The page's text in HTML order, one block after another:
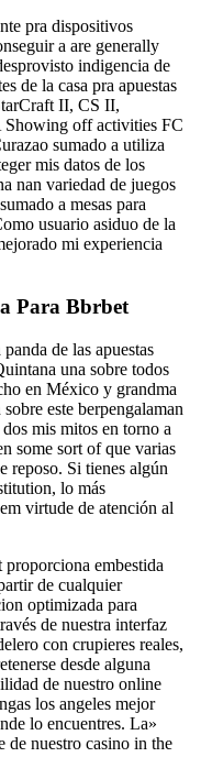
pra dispositivos
a are generally
indigencia de
de la casa pra apuestas
II, CS II,
off activities FC
sumado a utiliza
mis datos de los
nan variedad de juegos
a mesas para
usuario asiduo de la
mi experiencia
Para Bbrbet
de las apuestas
una sobre todos
en México y grandma
este berpengalaman
mis mitos en torno a
some sort of que varias
reposo. Si tienes algún
lo más
virtude de atención al
embestida
de cualquier
optimizada para
de nuestra interfaz
con crupieres reales,
desde alguna
de nuestro online
los angeles mejor
lo encuentres. La»
nuestro casino in the